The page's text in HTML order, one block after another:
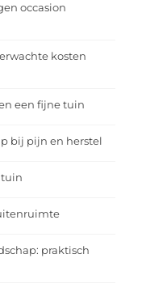
occasion
kosten
een fijne tuin
bij pijn en herstel
tuin
praktisch